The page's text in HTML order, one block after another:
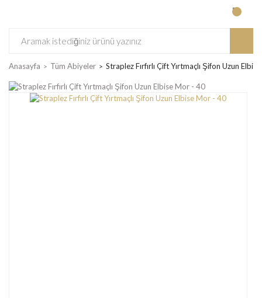
Anasayfa Tüm Abiyeler Straplez Fırfırlı Çift Yırtmaçlı Şifon Uzun